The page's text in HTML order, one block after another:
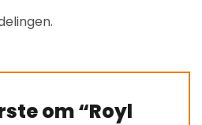
om “Royl